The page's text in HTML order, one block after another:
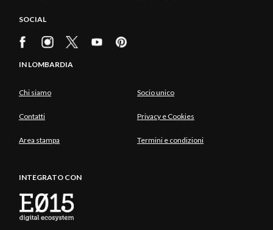
SOCIAL
IN LOMBARDIA
Chi siamo Socio unico
Contatti Privacy e Cookies
Area stampa Termini e condizioni
INTEGRATO CON